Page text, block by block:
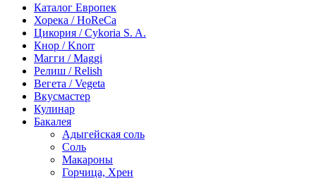
Каталог Европек
Хорека / HoReCa
Цикория / Cykoria S. A.
Кнор / Knorr
Магги / Maggi
Релиш / Relish
Вегета / Vegeta
Вкусмастер
Кулинар
Бакалея
Адыгейская соль
Соль
Макароны
Горчица, Хрен